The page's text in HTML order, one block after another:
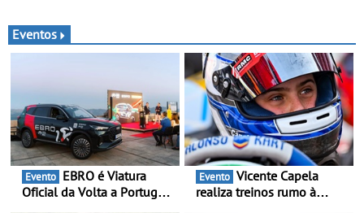
no Salão Internacional do
Automóvel Britânico, em
impacto direto no bem-
estar dos colaboradores
Eventos
Evento
Oficial da Volta a Portugal
Evento
realiza treinos rumo à